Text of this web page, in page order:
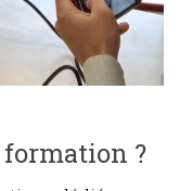
formation ?